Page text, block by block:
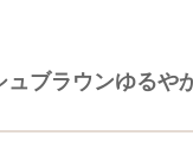
ュブラウンゆるや